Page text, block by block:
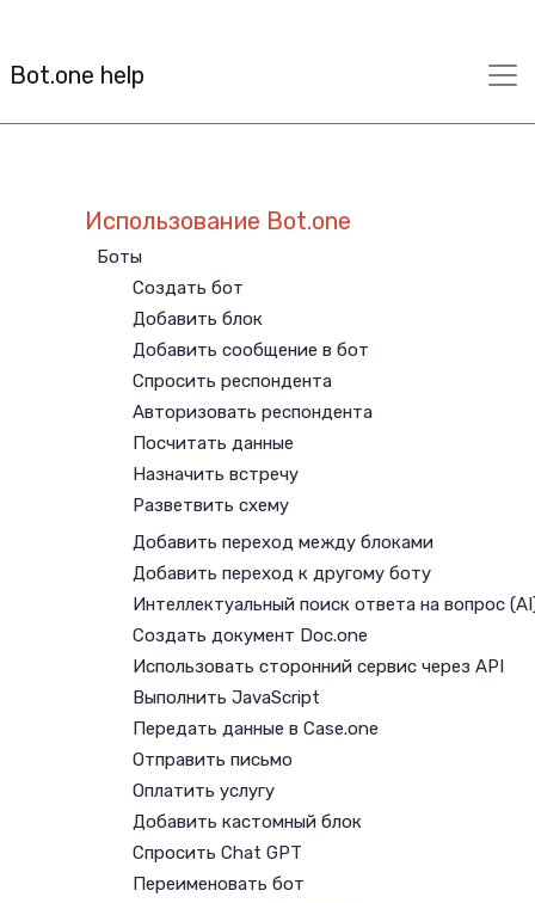
Bot.one help
Использование Bot.one
Боты
Создать бот
Добавить блок
Добавить сообщение в бот
Спросить респондента
Авторизовать респондента
Посчитать данные
Назначить встречу
Разветвить схему
Добавить переход между блоками
Добавить переход к другому боту
Интеллектуальный поиск ответа на вопрос
Создать документ Doc.one
Использовать сторонний сервис через API
Выполнить JavaScript
Передать данные в Case.one
Отправить письмо
Оплатить услугу
Добавить кастомный блок
Спросить Chat GPT
Переименовать бот